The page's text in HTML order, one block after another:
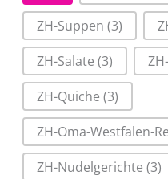
ZH-Suppen (3)
ZH-Salate (3)
ZH-Quiche (3)
ZH-Oma-Westfalen-
ZH-Nudelgerichte (3)